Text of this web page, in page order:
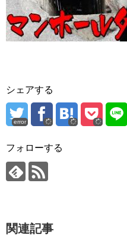
シェアする
error
フォローする
関連記事